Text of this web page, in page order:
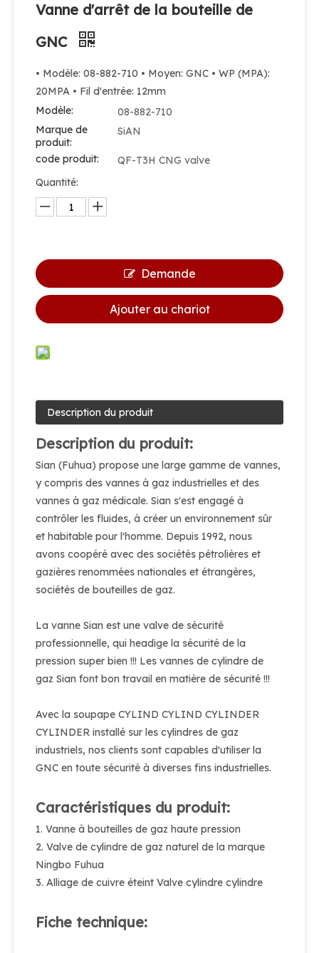
Vanne d'arrêt de la bouteille de
GNC
• Modèle: 08-882-710 • Moyen: GNC • WP (MPA):
20MPA • Fil d'entrée: 12mm
Modèle:
08-882-710
Marque de
produit:
SiAN
code produit:
QF-T3H CNG valve
Quantité:
Demande
Ajouter au chariot
Description du produit
Description du produit:
Sian (Fuhua) propose une large gamme de vannes,
y compris des vannes à gaz industrielles et des
vannes à gaz médicale. Sian s'est engagé à
contrôler les fluides, à créer un environnement sûr
et habitable pour l'homme. Depuis 1992, nous
avons coopéré avec des sociétés pétrolières et
gazières renommées nationales et étrangères,
sociétés de bouteilles de gaz.
La vanne Sian est une valve de sécurité
professionnelle, qui headige la sécurité de la
pression super bien !!! Les vannes de cylindre de
gaz Sian font bon travail en matière de sécurité !!!
Avec la soupape CYLIND CYLIND CYLINDER
CYLINDER installé sur les cylindres de gaz
industriels, nos clients sont capables d'utiliser la
GNC en toute sécurité à diverses fins industrielles.
Caractéristiques du produit:
1. Vanne à bouteilles de gaz haute pression
2. Valve de cylindre de gaz naturel de la marque
Ningbo Fuhua
3. Alliage de cuivre éteint Valve cylindre cylindre
Fiche technique: